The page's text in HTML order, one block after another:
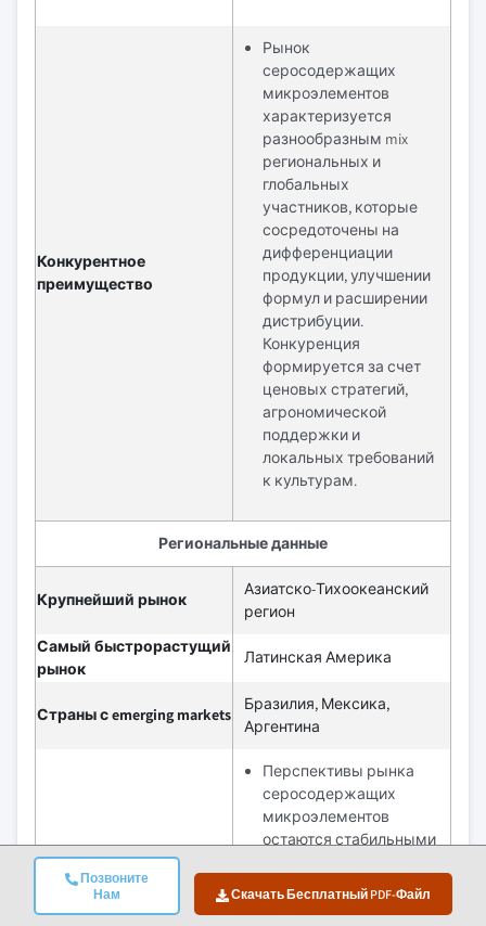
Позвоните
Нам
Скачать Бесплатный PDF-Файл
Конкурентное
преимущество
Рынок
серосодержащих
микроэлементов
характеризуется
разнообразным mix
региональных и
глобальных
участников, которые
сосредоточены на
дифференциации
продукции, улучшении
формул и расширении
дистрибуции.
Конкуренция
формируется за счет
ценовых стратегий,
агрономической
поддержки и
локальных требований
к культурам.
Региональные данные
Крупнейший рынок
Азиатско-Тихоокеанский
регион
Самый быстрорастущий
рынок
Латинская Америка
Страны с emerging markets
Бразилия, Мексика,
Аргентина
Перспективы рынка
серосодержащих
микроэлементов
остаются стабильными
потребностям в